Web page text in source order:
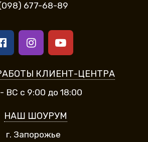
677-68-89
КЛИЕНТ-ЦЕНТРА
ВС с 9:00 до 18:00
НАШ ШОУРУМ
г. Запорожье